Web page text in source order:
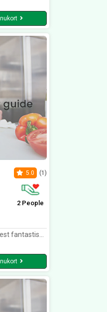
5.0 (1)
2 People
MÅTTE jeg bestille den 2 dage i træk, jeres tomatsauce oser af velsmag igen bare tusind tak 🤩